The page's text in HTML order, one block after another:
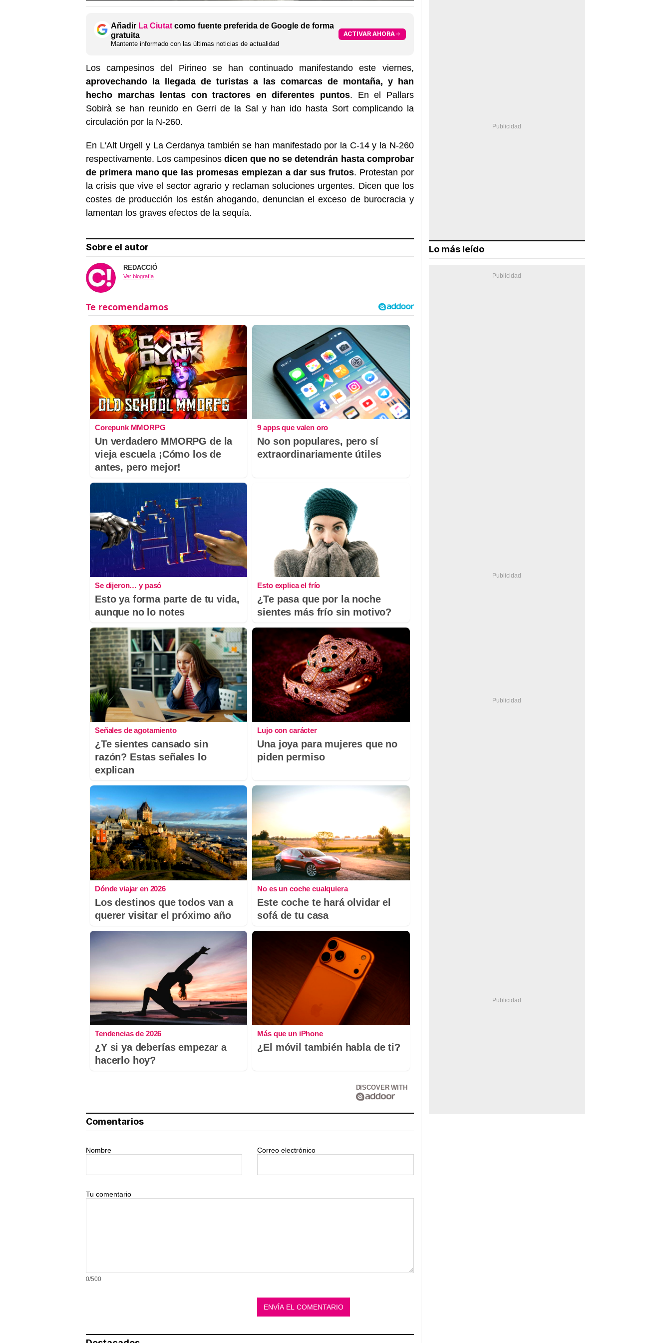
Añadir La Ciutat como fuente preferida de Google de forma
gratuita
Mantente informado con las últimas noticias de actualidad
ACTIVAR AHORA
Los campesinos del Pirineo se han continuado manifestando este viernes,
aprovechando la llegada de turistas a las comarcas de montaña, y han
hecho marchas lentas con tractores en diferentes puntos. En el Pallars
Sobirà se han reunido en Gerri de la Sal y han ido hasta Sort complicando la
circulación por la N-260.
En L'Alt Urgell y La Cerdanya también se han manifestado por la C-14 y la N-260
respectivamente. Los campesinosdicen que no se detendrán hasta comprobar
de primera mano que las promesas empiezan a dar sus frutos. Protestan por
la crisis que vive el sector agrario y reclaman soluciones urgentes. Dicen que los
costes de producción los están ahogando, denuncian el exceso de burocracia y
lamentan los graves efectos de la sequía.
Sobre el autor
REDACCIÓ
Ver biografía
Corepunk MMORPG
Un verdadero MMORPG de la
vieja escuela ¡Cómo los de
antes, pero mejor!
9 apps que valen oro
No son populares, pero sí
extraordinariamente útiles
Se dijeron… y pasó
Esto ya forma parte de tu vida,
aunque no lo notes
Esto explica el frío
¿Te pasa que por la noche
sientes más frío sin motivo?
Señales de agotamiento
¿Te sientes cansado sin
razón? Estas señales lo
explican
Lujo con carácter
Una joya para mujeres que no
piden permiso
Dónde viajar en 2026
Los destinos que todos van a
querer visitar el próximo año
No es un coche cualquiera
Este coche te hará olvidar el
sofá de tu casa
Tendencias de 2026
¿Y si ya deberías empezar a
hacerlo hoy?
Más que un iPhone
¿El móvil también habla de ti?
DISCOVER WITH
Comentarios
Nombre Correo electrónico
Tu comentario
0/500
Lo más leído